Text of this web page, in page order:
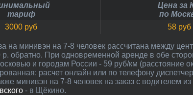
тариф
3000 руб
Цена за
по
58 руб
обратно. При одновременной аренде в обе
и городам России - 59 руб/км (расстояние
расчет онлайн или по телефону
минивэн на 7-8 человек на заказ с водителем
- в Щёкино.